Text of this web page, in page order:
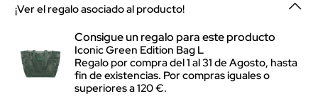
¡Ver el regalo asociado al producto!
Consigue un regalo para este producto
Iconic Green Edition Bag L
Regalo por compra del 1 al 31 de Agosto, hasta
fin de existencias. Por compras iguales o
superiores a 120 €.